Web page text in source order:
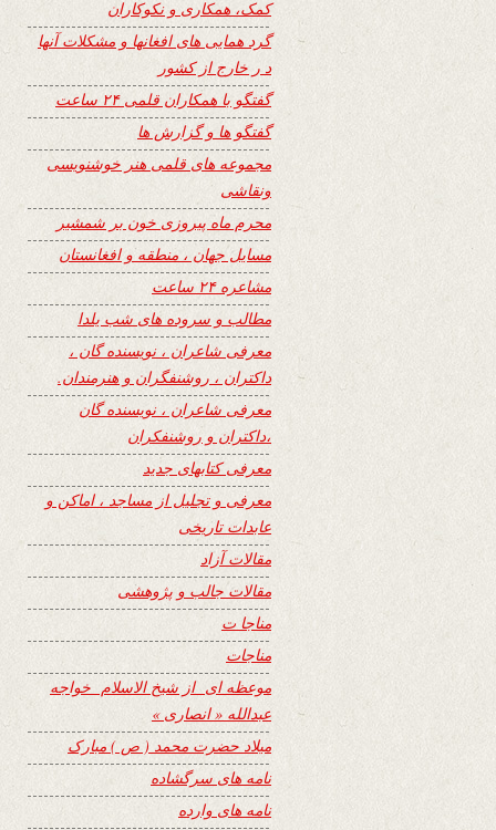
کمک، همکاری و نکوکاران
گرد همایی های افغانها و مشکلات آنها
د ر خارج از کشور
گفتگو با همکاران قلمی ۲۴ ساعت
گفتگو ها و گزارش ها
مجموعه های قلمی هنر خوشنویسی
ونقاشی
محرم ماه پیروزی خون بر شمشیر
مسایل جهان ، منطقه و افغانستان
مشاعره ۲۴ ساعت
مطالب و سروده های شب یلدا
معرفی شاعران ، نویسنده گان ،
داکتران ، روشنفگران و هنرمندان.
معرفی شاعران ، نویسنده گان
،داکتران و روشنفکران
معرفی کتابهای جدید
معرفی و تجلیل از مساجد ، اماکن و
عابدات تاریخی
مقالات آزاد
مقالات جالب و پژوهشی
مناجا ت
مناجات
موعظه ای از شیخ الاسلام خواجه
عبدالله « انصاری »
میلاد حضرت محمد ( ص ) مبارک
نامه های سرگشاده
نامه های وارده